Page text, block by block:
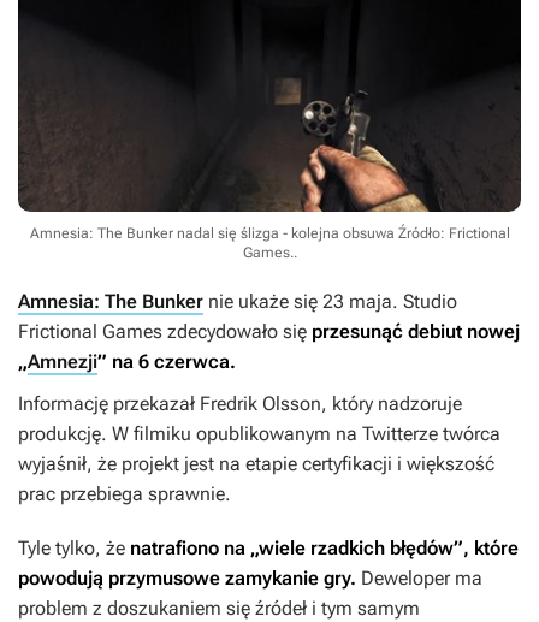
Amnesia: The Bunker nadal się ślizga - kolejna obsuwa Źródło: Frictional
Games..
Amnesia: The Bunker nie ukaże się 23 maja. Studio
Frictional Games zdecydowało się przesunąć debiut nowej
„Amnezji” na 6 czerwca.
Informację przekazał Fredrik Olsson, który nadzoruje
produkcję. W filmiku opublikowanym na Twitterze twórca
wyjaśnił, że projekt jest na etapie certyfikacji i większość
prac przebiega sprawnie.
Tyle tylko, że natrafiono na „wiele rzadkich błędów”, które
powodują przymusowe zamykanie gry. Deweloper ma
problem z doszukaniem się źródeł i tym samym